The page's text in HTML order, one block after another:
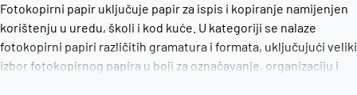
Fotokopirni papir uključuje papir za ispis i kopiranje namijenjen
korištenju u uredu, školi i kod kuće. U kategoriji se nalaze
fotokopirni papiri različitih gramatura i formata, uključujući veliki
izbor fotokopirnog papira u boji za označavanje, organizaciju i